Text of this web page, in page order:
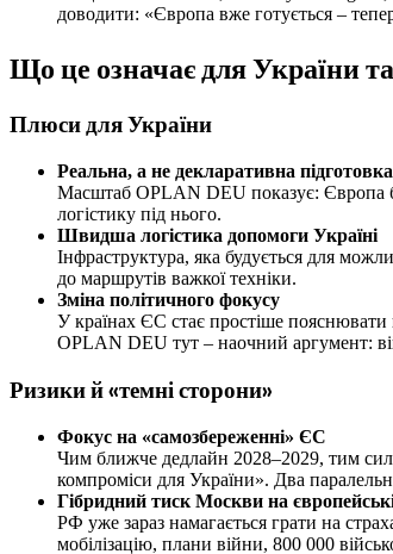
доводити: «Європа вже готується –
Що це означає для України
Плюси для України
Реальна, а не декларативна
Масштаб OPLAN DEU показує: Європа
логістику під нього.
Швидша логістика допомоги Україні
Інфраструктура, яка будується для
до маршрутів важкої техніки.
Зміна політичного фокусу
У країнах ЄС стає простіше
OPLAN DEU тут – наочний аргумент:
Ризики й «темні сторони»
Фокус на «самозбереженні» ЄС
Чим ближче дедлайн 2028–2029, тим
компроміси для України». Два
Гібридний тиск Москви на європейські
РФ уже зараз намагається грати на
мобілізацію, плани війни, 800 000